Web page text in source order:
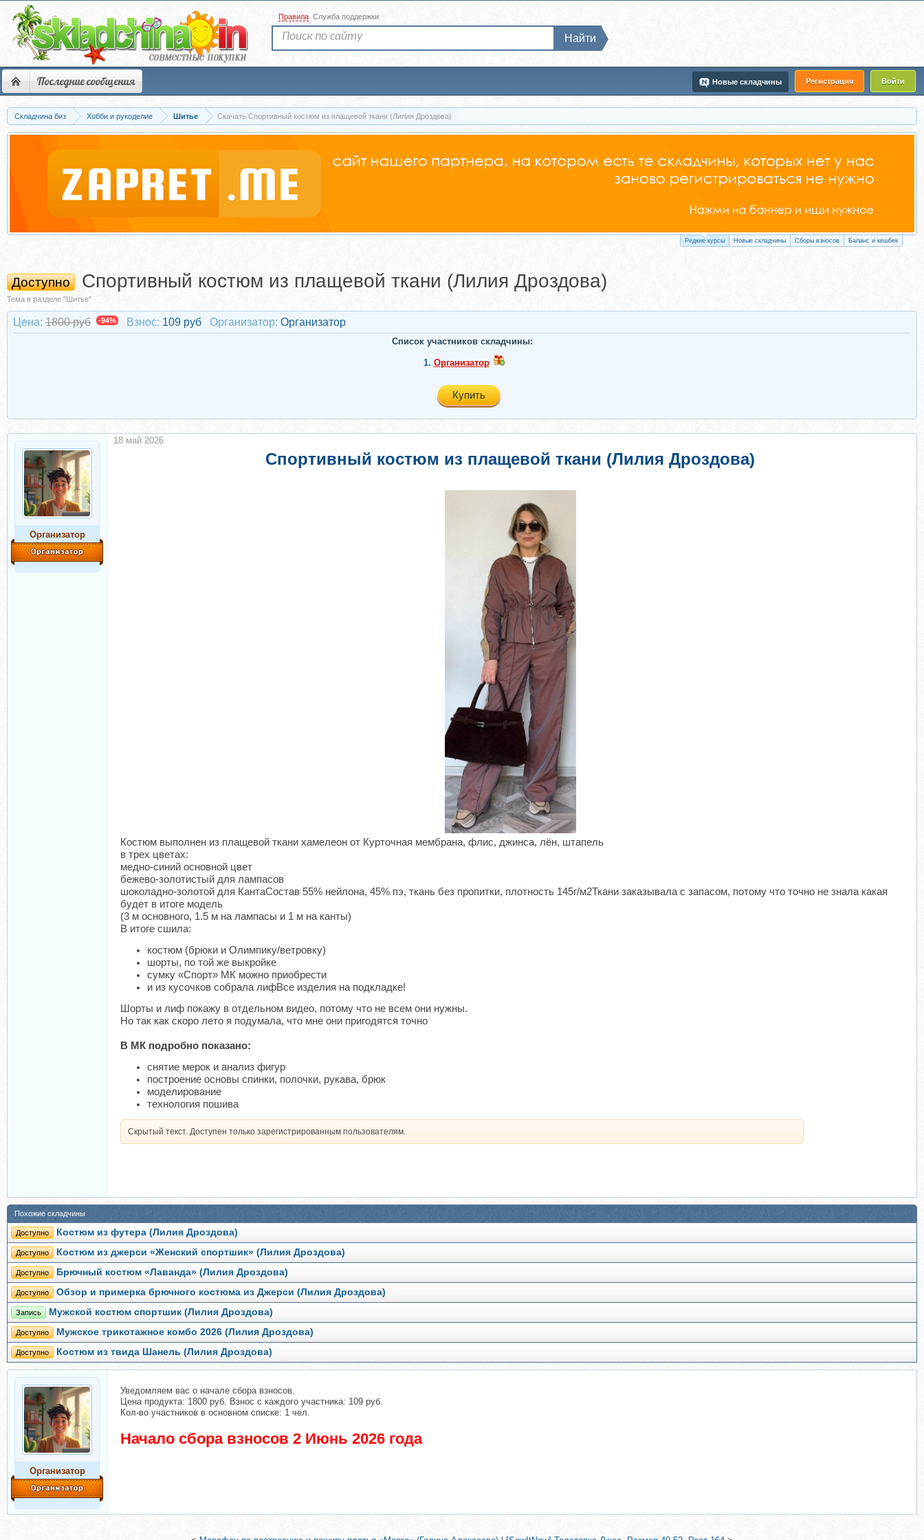
Последние сообщения Регистрация Войти
Новые складчины
Правила Служба поддержки
Найти
Складчина биз Хобби и рукоделие Шитье Скачать Спортивный костюм из плащевой ткани (Лилия Дроздова)
Редкие курсы Новые складчины Сборы взносов Баланс и кешбек
Доступно Спортивный костюм из плащевой ткани (Лилия Дроздова)
Тема в разделе "Шитье"
Цена: 1800 руб -94% Взнос: 109 руб Организатор: Организатор
Список участников складчины:
1. Организатор
Купить
Организатор
Спортивный костюм из плащевой ткани (Лилия Дроздова)
Костюм выполнен из плащевой ткани хамелеон от Курточная мембрана, флис, джинса, лён, штапель
в трех цветах:
медно-синий основной цвет
бежево-золотистый для лампасов
шоколадно-золотой для КантаСостав 55% нейлона, 45% пэ, ткань без пропитки, плотность 145г/м2Ткани заказывала с запасом, потому что точно не знала какая
будет в итоге модель
(3 м основного, 1.5 м на лампасы и 1 м на канты)
В итоге сшила:
костюм (брюки и Олимпику/ветровку)
шорты, по той же выкройке
сумку «Спорт» МК можно приобрести
и из кусочков собрала лифВсе изделия на подкладке!
Шорты и лиф покажу в отдельном видео, потому что не всем они нужны.
Но так как скоро лето я подумала, что мне они пригодятся точно
В МК подробно показано:
снятие мерок и анализ фигур
построение основы спинки, полочки, рукава, брюк
моделирование
технология пошива
Скрытый текст. Доступен только зарегистрированным пользователям.
18 май 2026
Похожие складчины
Доступно Костюм из футера (Лилия Дроздова)
Доступно Костюм из джерси «Женский спортшик» (Лилия Дроздова)
Доступно Брючный костюм «Лаванда» (Лилия Дроздова)
Доступно Обзор и примерка брючного костюма из Джерси (Лилия Дроздова)
Запись Мужской костюм спортшик (Лилия Дроздова)
Доступно Мужское трикотажное комбо 2026 (Лилия Дроздова)
Доступно Костюм из твида Шанель (Лилия Дроздова)
Организатор
Уведомляем вас о начале сбора взносов.
Цена продукта: 1800 руб. Взнос с каждого участника: 109 руб.
Кол-во участников в основном списке: 1 чел.
Начало сбора взносов 2 Июнь 2026 года